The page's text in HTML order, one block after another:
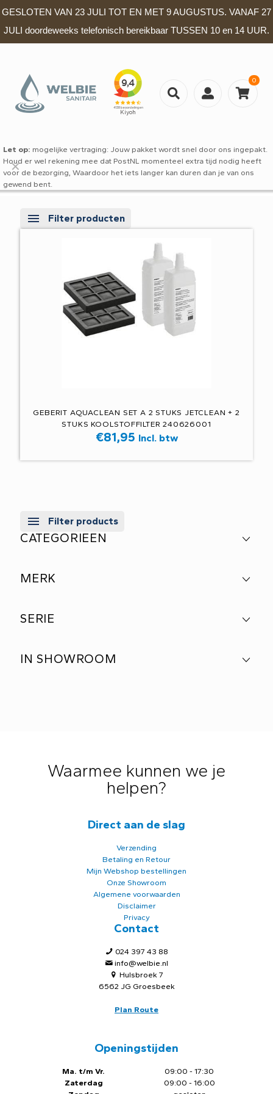
GESLOTEN VAN 23 JULI TOT EN MET 9 AUGUSTUS. VANAF 27
JULI doordeweeks telefonisch bereikbaar TUSSEN 10 en 14 UUR.
0
Let op: mogelijke vertraging: Jouw pakket wordt snel door ons ingepakt.
Houd er wel rekening mee dat PostNL momenteel extra tijd nodig heeft
voor de bezorging, Waardoor het iets langer kan duren dan je van ons
gewend bent.
✕
Filter producten
GEBERIT AQUACLEAN SET A 2 STUKS JETCLEAN + 2
STUKS KOOLSTOFFILTER 240626001
€81,95 Incl. btw
Filter products
CATEGORIEEN
MERK
SERIE
IN SHOWROOM
Waarmee kunnen we je
helpen?
Direct aan de slag
Verzending
Betaling en Retour
Mijn Webshop bestellingen
Onze Showroom
Algemene voorwaarden
Disclaimer
Privacy
Contact
024 397 43 88
info@welbie.nl
Hulsbroek 7
6562 JG Groesbeek
Plan Route
Openingstijden
Ma. t/m Vr.
Zaterdag
09:00 - 17:30
09:00 - 16:00